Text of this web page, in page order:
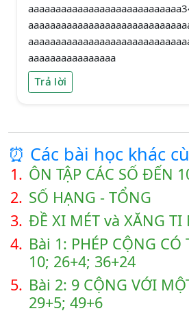
aaaaaaaaaaaaaaaa
Trả lời
⏰ Các bài học khác
1. ÔN TẬP CÁC SỐ ĐẾN
2. SỐ HẠNG - TỔNG
3. ĐỀ XI MÉT và XĂNG TI
4. Bài 1: PHÉP CỘNG CÓ
10; 26+4; 36+24
5. Bài 2: 9 CỘNG VỚI
29+5; 49+6